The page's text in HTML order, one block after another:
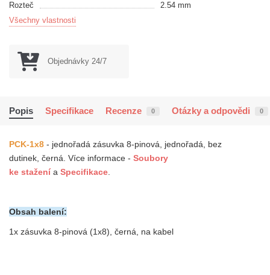
Rozteč
2.54 mm
Všechny vlastnosti
Objednávky 24/7
Popis Specifikace Recenze 0 Otázky a odpovědi 0
PCK-1x8 - jednořadá zásuvka 8-pinová, jednořadá, bez
dutinek, černá. Více informace - Soubory
ke stažení a Specifikace.
Obsah balení:
1x zásuvka 8-pinová (1x8), černá, na kabel